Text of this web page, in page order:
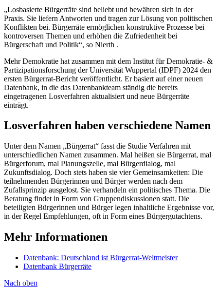
„Losbasierte Bürgerräte sind beliebt und bewähren sich in der
Praxis. Sie liefern Antworten und tragen zur Lösung von politischen
Konflikten bei. Bürgerräte ermöglichen konstruktive Prozesse bei
kontroversen Themen und erhöhen die Zufriedenheit bei
Bürgerschaft und Politik“, so Nierth .
Mehr Demokratie hat zusammen mit dem Institut für Demokratie- &
Partizipationsforschung der Universität Wuppertal (IDPF) 2024 den
ersten Bürgerrat-Bericht veröffentlicht. Er basiert auf einer neuen
Datenbank, in die das Datenbankteam ständig die bereits
eingetragenen Losverfahren aktualisiert und neue Bürgerräte
einträgt.
Losverfahren haben verschiedene Namen
Unter dem Namen „Bürgerrat“ fasst die Studie Verfahren mit
unterschiedlichen Namen zusammen. Mal heißen sie Bürgerrat, mal
Bürgerforum, mal Planungszelle, mal Bürgerdialog, mal
Zukunftsdialog. Doch stets haben sie vier Gemeinsamkeiten: Die
teilnehmenden Bürgerinnen und Bürger werden nach dem
Zufallsprinzip ausgelost. Sie verhandeln ein politisches Thema. Die
Beratung findet in Form von Gruppendiskussionen statt. Die
beteiligten Bürgerinnen und Bürger legen inhaltliche Ergebnisse vor,
in der Regel Empfehlungen, oft in Form eines Bürgergutachtens.
Mehr Informationen
Datenbank: Deutschland ist Bürgerrat-Weltmeister
Datenbank Bürgerräte
Nach oben